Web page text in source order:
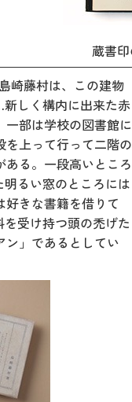
蔵書
崎藤村は、この建物
しく構内に出来た赤
部は学校の図書館に
上って行って二階の
る。一段高いところ
るい窓のところには
きな書籍を借りて
受け持つ頭の禿げた
ン」であるとしてい